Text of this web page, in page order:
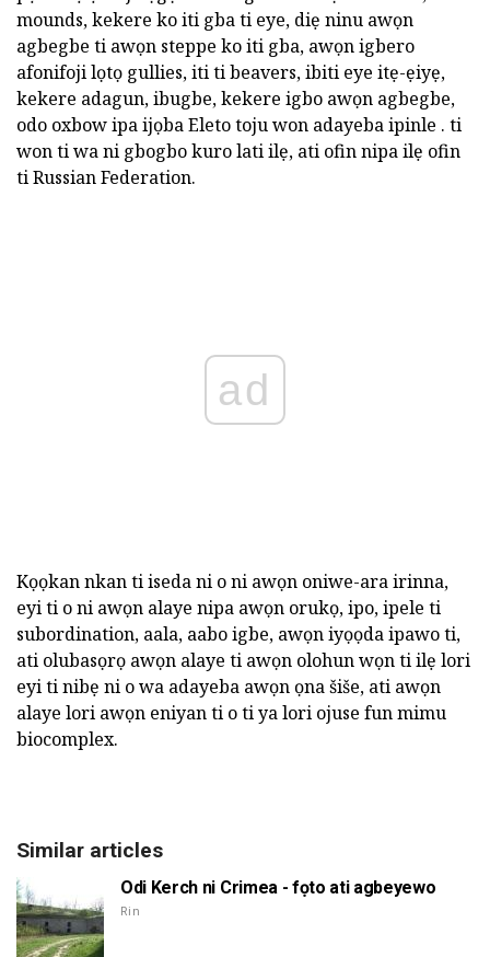
mounds, kekere ko iti gba ti eye, diẹ ninu awọn
agbegbe ti awọn steppe ko iti gba, awọn igbero
afonifoji lọtọ gullies, iti ti beavers, ibiti eye itẹ-ẹiyẹ,
kekere adagun, ibugbe, kekere igbo awọn agbegbe,
odo oxbow ipa ijọba Eleto toju won adayeba ipinle . ti
won ti wa ni gbogbo kuro lati ilẹ, ati ofin nipa ilẹ ofin
ti Russian Federation.
ad
Kọọkan nkan ti iseda ni o ni awọn oniwe-ara irinna,
eyi ti o ni awọn alaye nipa awọn orukọ, ipo, ipele ti
subordination, aala, aabo igbe, awọn iyọọda ipawo ti,
ati olubasọrọ awọn alaye ti awọn olohun wọn ti ilẹ lori
eyi ti nibẹ ni o wa adayeba awọn ọna šiše, ati awọn
alaye lori awọn eniyan ti o ti ya lori ojuse fun mimu
biocomplex.
Similar articles
Odi Kerch ni Crimea - fọto ati agbeyewo
Rin